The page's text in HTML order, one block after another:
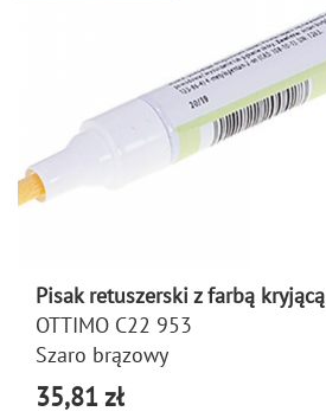
Pisak retuszerski z farbą kryjącą
OTTIMO C22 953
Szaro brązowy
35,81 zł